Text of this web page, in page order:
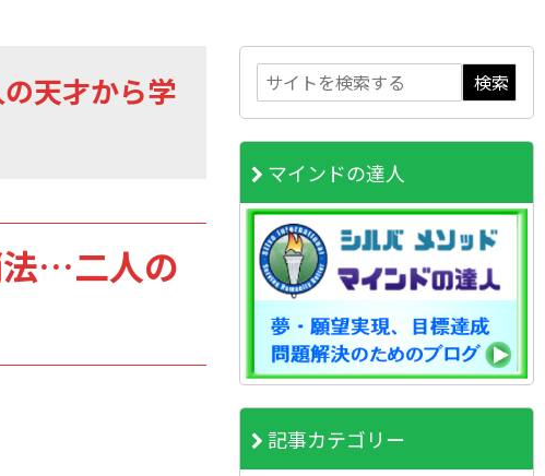
天才から学
法…二人の
マインドの達人
記事カテゴリー